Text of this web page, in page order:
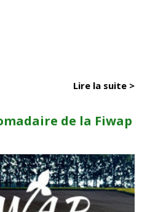
Lire la suite >
de la Fiwap